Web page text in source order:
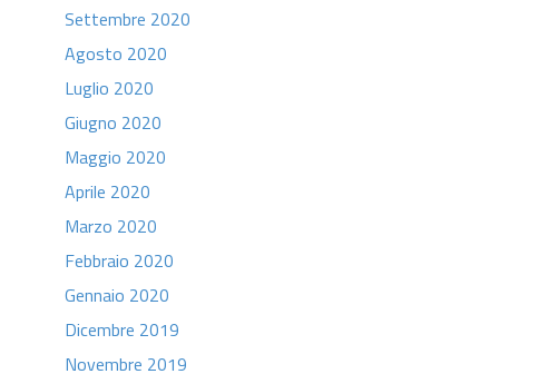
Settembre 2020
Agosto 2020
Luglio 2020
Giugno 2020
Maggio 2020
Aprile 2020
Marzo 2020
Febbraio 2020
Gennaio 2020
Dicembre 2019
Novembre 2019